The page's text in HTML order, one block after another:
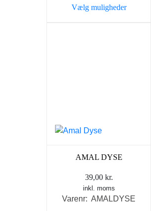
Vælg muligheder
varesiden
AMAL DYSE
39,00 kr.
inkl. moms
Varenr: AMALDYSE